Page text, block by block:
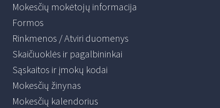
Mokesčių mokėtojų informacija
Formos
Rinkmenos / Atviri duomenys
Skaičiuoklės ir pagalbininkai
Sąskaitos ir įmokų kodai
Mokesčių žinynas
Mokesčių kalendorius